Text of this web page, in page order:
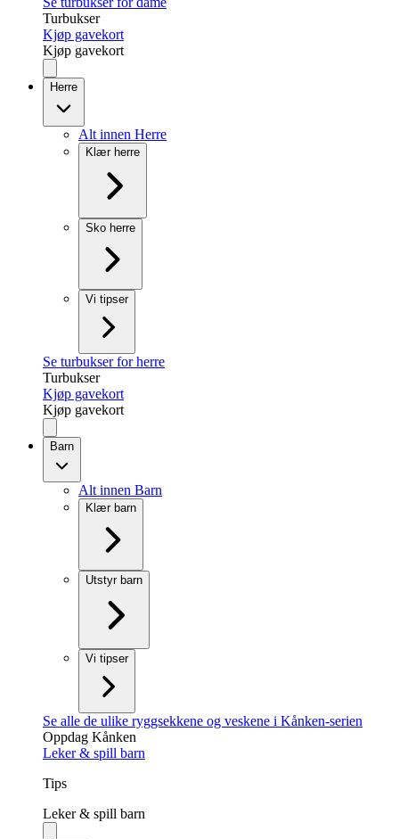
Turbukser
Kjøp gavekort
Kjøp gavekort
Herre
Alt innen Herre
Klær herre
Sko herre
Vi tipser
Se turbukser for herre
Turbukser
Kjøp gavekort
Kjøp gavekort
Barn
Alt innen Barn
Klær barn
Utstyr barn
Vi tipser
Se alle de ulike ryggsekkene og veskene i Kånken-serien
Oppdag Kånken
Leker & spill barn
Tips
Leker & spill barn